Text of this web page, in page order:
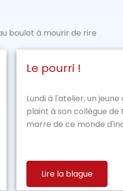
boulot à mourir de rire
Le pourri !
Lundi à l'atelier, un
plaint à son collègue de
marre de ce monde
Lire la blague